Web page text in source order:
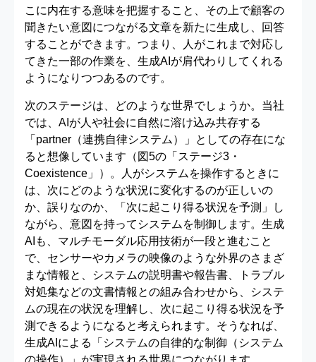
こに内在する意味を把握すること、その上で顧客の
聞きたい意図につながる文章を新たに生成し、回答
することができます。つまり、人がこれまで対応し
てきた一部の作業を、生成AIが肩代わりしてくれる
ようになりつつあるのです。
次のステージは、どのような世界でしょうか。当社
では、AIが人や社会に自然に溶け込み共存する
「partner（連携自律システム）」としての存在にな
ると想像しています（図5の「ステージ3・
Coexistence」）。人がシステムを操作するときに
は、次にどのような状況に変化するのが正しいの
か、誤りなのか、「次に起こり得る状況を予測」し
ながら、意図を持ってシステムを制御します。生成
AIも、マルチモーダル応用技術が一段と進むこと
で、センサーやカメラの映像のような外界のさまざ
まな情報と、システムの説明書や報告書、トラブル
対処集などの文書情報との組み合わせから、システ
ムの現在の状況を理解し、次に起こり得る状況を予
測できるようになると考えられます。そうなれば、
生成AIによる「システムの自律的な制御（システム
の操作）」が実現される世界につながります。